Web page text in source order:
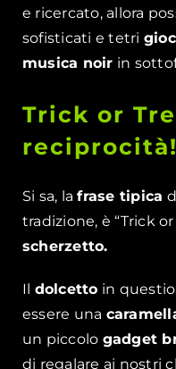
e ricercato, allora
sofisticati e tetri
musica noir in
Trick or
reciprocità!
Si sa, lafrase tipica
tradizione, è “Trick or
scherzetto.
Il dolcetto in
essere una
un piccolo gadget
di regalare ai nostri